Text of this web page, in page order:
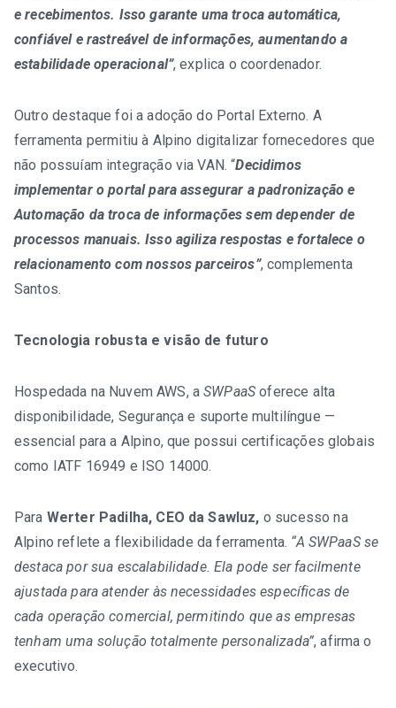
e recebimentos. Isso garante uma troca automática,
confiável e rastreável de informações, aumentando a
estabilidade operacional”, explica o coordenador.
Outro destaque foi a adoção do Portal Externo. A
ferramenta permitiu à Alpino digitalizar fornecedores que
não possuíam integração via VAN. “Decidimos
implementar o portal para assegurar a padronização e
Automação da troca de informações sem depender de
processos manuais. Isso agiliza respostas e fortalece o
relacionamento com nossos parceiros”, complementa
Santos.
Tecnologia robusta e visão de futuro
Hospedada na Nuvem AWS, aSWPaaS oferece alta
disponibilidade, Segurança e suporte multilíngue —
essencial para a Alpino, que possui certificações globais
como IATF 16949 e ISO 14000.
Para Werter Padilha, CEO da Sawluz, o sucesso na
Alpino reflete a flexibilidade da ferramenta. “A SWPaaS se
destaca por sua escalabilidade. Ela pode ser facilmente
ajustada para atender às necessidades específicas de
cada operação comercial, permitindo que as empresas
tenham uma solução totalmente personalizada”, afirma o
executivo.